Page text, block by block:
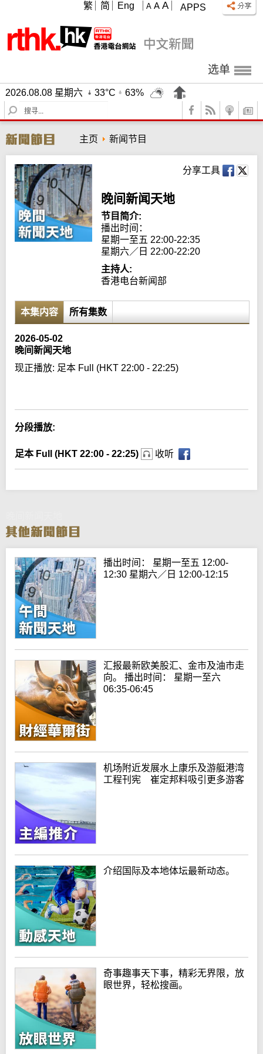
APPS
A A A
繁 简 Eng
选单
2026.08.08 星期六 33°C
63%
S
e
r
c
h
主页 新闻节目
分享工具
晚间新闻天地
节目简介:
播出时间：
星期一至五 22:00-22:35
星期六／日 22:00-22:20
主持人:
香港电台新闻部
本集内容 所有集数
2026-05-02
晚间新闻天地
现正播放: 足本 Full (HKT 22:00 - 22:25)
分段播放:
足本 Full (HKT 22:00 - 22:25) 收听
播出时间： 星期一至五 12:00-
12:30 星期六／日 12:00-12:15
汇报最新欧美股汇、金市及油市走
向。 播出时间： 星期一至六
06:35-06:45
机场附近发展水上康乐及游艇港湾
工程刊宪 崔定邦料吸引更多游客
介绍国际及本地体坛最新动态。
奇事趣事天下事，精彩无界限，放
眼世界，轻松搜画。